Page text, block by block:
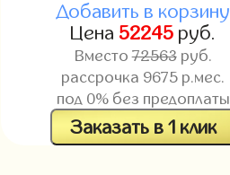
Добавить в корзину
Цена 52245 руб.
Вместо72563руб.
рассрочка 9675 р.мес.
под 0% без предоплаты
Заказать в 1 клик